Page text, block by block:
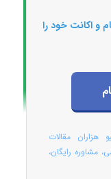
و اکانت خود را
هزاران مقالات
مشاوره رایگان،